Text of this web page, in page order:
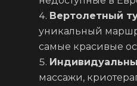
Вертолетный
уникальный
самые красивые
массажи,